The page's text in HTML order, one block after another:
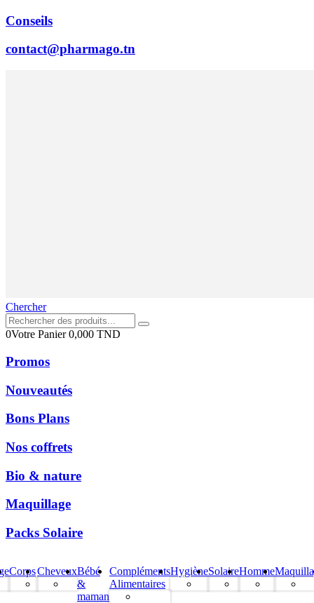
Conseils
contact@pharmago.tn
Chercher
0Votre Panier0,000 TND
Promos
Nouveautés
Bons Plans
Nos coffrets
Bio & nature
Maquillage
Packs Solaire
CorpsCheveuxBébé
&
maman
Compléments
Alimentaires
HygièneSolaireHomme